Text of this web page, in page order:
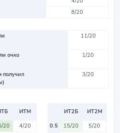
8/20
11/20
очко
1/20
получил
3/20
ИТМ
20
4/20
ИТ2Б
ИТ2М
0.5
15/20
5/20